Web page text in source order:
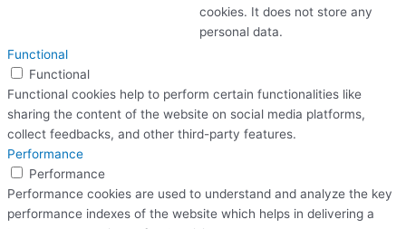
cookies. It does not store any
personal data.
Functional
Functional
Functional cookies help to perform certain functionalities like
sharing the content of the website on social media platforms,
collect feedbacks, and other third-party features.
Performance
Performance
Performance cookies are used to understand and analyze the key
performance indexes of the website which helps in delivering a